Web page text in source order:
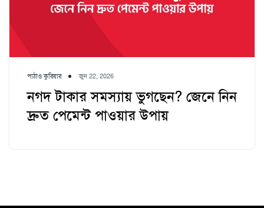
পাঠাও কুরিয়ার জুন 22, 2026
নগদ টাকার সমস্যায় ভুগছেন? জেনে নিন
দ্রুত পেমেন্ট পাওয়ার উপায়